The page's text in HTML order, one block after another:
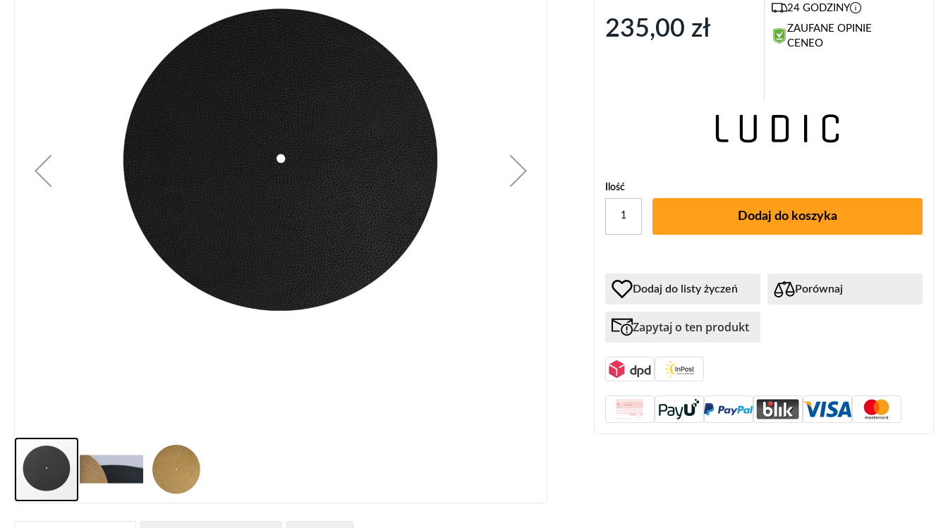
235,00 zł
24 GODZINY
ZAUFANE OPINIE
CENEO
Ilość
Dodaj do koszyka
Dodaj do listy życzeń Porównaj
Zapytaj o ten produkt